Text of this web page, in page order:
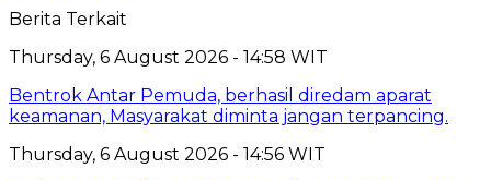
Berita Terkait
Thursday, 6 August 2026 - 14:58 WIT
Bentrok Antar Pemuda, berhasil diredam aparat
keamanan, Masyarakat diminta jangan terpancing.
Thursday, 6 August 2026 - 14:56 WIT